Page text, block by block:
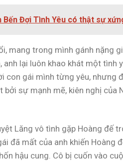
Bến Đợi Tình Yêu có thật sự
mang trong mình gánh nặng
anh lại luôn khao khát một tình
con gái mình từng yêu,
bởi sự mạnh mẽ, kiên nghị của
Lăng vô tình gặp Hoàng đế
đã mất của anh khiến Hoàng
hậu cung. Cô bị cuốn vào